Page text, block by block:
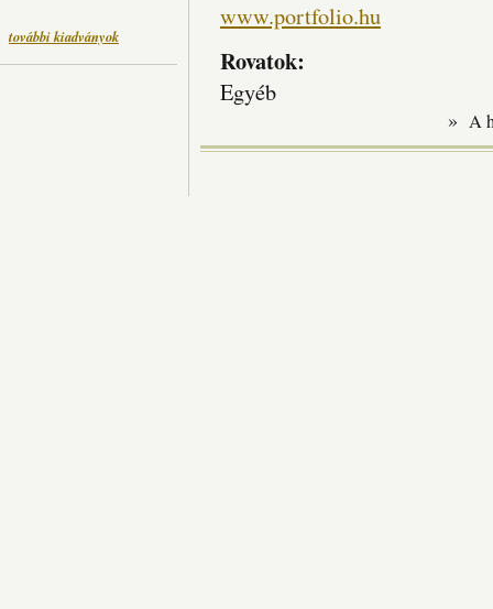
további kiadványok
www.portfolio.hu
Rovatok:
Egyéb
» A